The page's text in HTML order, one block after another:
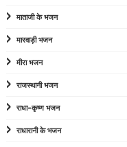
माताजी के भजन
मारवाड़ी भजन
मीरा भजन
राजस्थानी भजन
राधा-कृष्ण भजन
राधारानी के भजन